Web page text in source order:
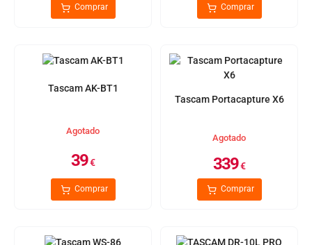
Comprar Comprar
Tascam AK-BT1
Agotado
39€
Comprar
Tascam Portacapture X6
Agotado
339€
Comprar